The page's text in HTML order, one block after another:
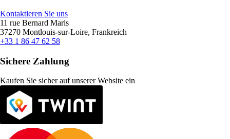
Kontaktieren Sie uns
11 rue Bernard Maris
37270 Montlouis-sur-Loire, Frankreich
+33 1 86 47 62 58
Sichere Zahlung
Kaufen Sie sicher auf unserer Website ein